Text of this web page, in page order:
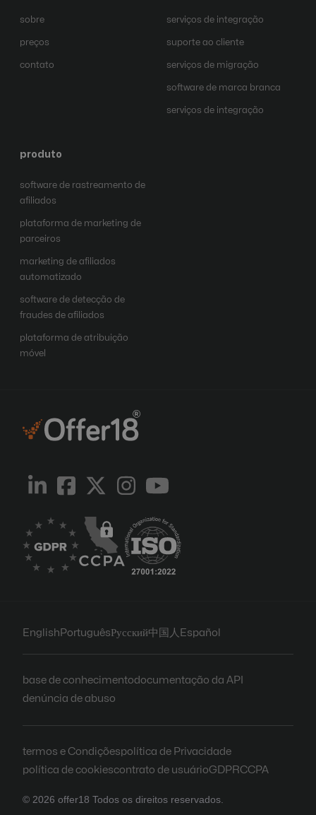
sobre
preços
contato
serviços de integração
suporte ao cliente
serviços de migração
software de marca branca
serviços de integração
produto
software de rastreamento de
afiliados
plataforma de marketing de
parceiros
marketing de afiliados
automatizado
software de detecção de
fraudes de afiliados
plataforma de atribuição
móvel
English PortuguêsРусский中国人 Español
base de conhecimentodocumentação da API
denúncia de abuso
termos e Condiçõespolítica de Privacidade
política de cookiescontrato de usuárioGDPRCCPA
© 2026 offer18 Todos os direitos reservados.